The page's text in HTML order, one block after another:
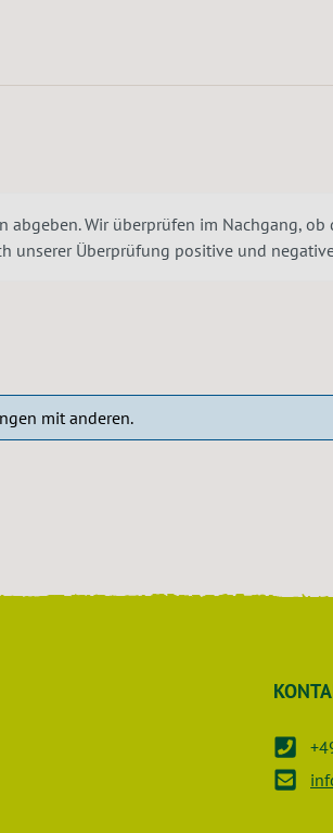
abgeben. Wir überprüfen im Nachgang,
unserer Überprüfung positive und
mit anderen.